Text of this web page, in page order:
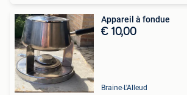
Appareil à fondue
€ 10,00
Braine-L'Alleud